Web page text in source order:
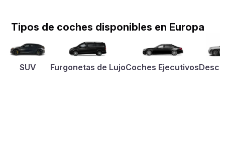
Tipos de coches disponibles en Europa
SUV Furgonetas de LujoCoches Ejecutivos